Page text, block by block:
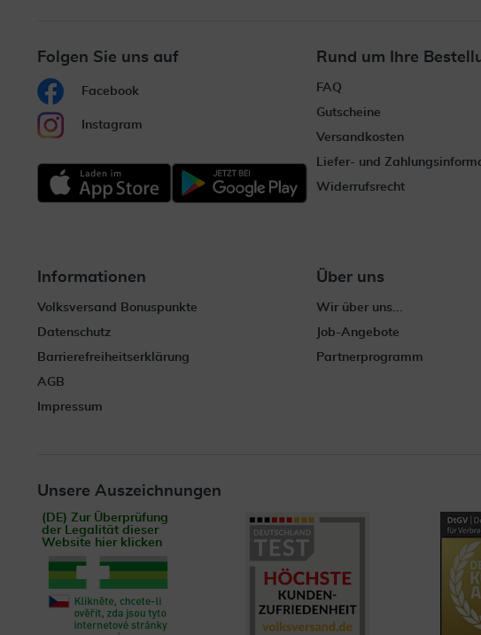
Folgen Sie uns auf
Facebook
Instagram
Rund um Ihre
FAQ
Gutscheine
Versandkosten
Liefer- und
Widerrufsrecht
Informationen
Volksversand Bonuspunkte
Datenschutz
Barrierefreiheitserklärung
AGB
Impressum
Über uns
Wir über uns...
Job-Angebote
Partnerprogramm
Unsere Auszeichnungen
(DE) Zur Überprüfung
der Legalität dieser
Website hier klicken